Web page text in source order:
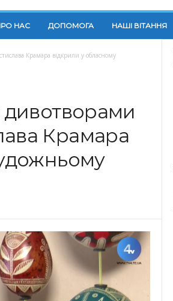
НАС ДОПОМОГА НАШІ ВІТАННЯ
Крамара відкрили у обласному
дивотворами
Крамара